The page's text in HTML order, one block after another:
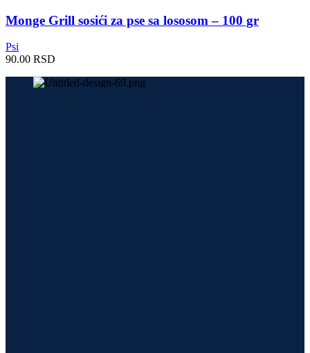
Monge Grill sosići za pse sa lososom – 100 gr
Psi
90.00 RSD